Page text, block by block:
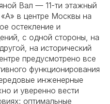
Вал — 11-ти этажный
в центре Москвы на
остекление и
с одной стороны, на
на исторический
предусмотрено все
функционирования
инженерные
и уверенно вести
оптимальные